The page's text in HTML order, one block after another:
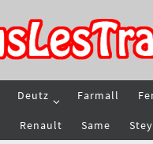
Deutz Farmall
Renault Same